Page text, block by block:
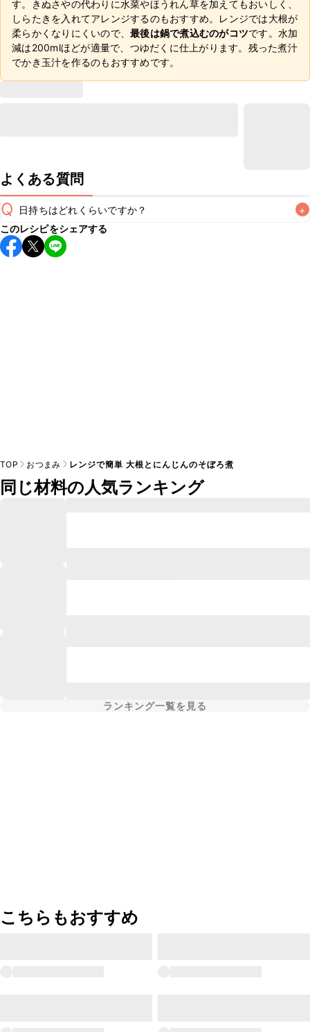
す。きぬさやの代わりに水菜やほうれん草を加えてもおいしく、
しらたきを入れてアレンジするのもおすすめ。レンジでは大根が
柔らかくなりにくいので、 最後は鍋で煮込むのがコツです。水加
減は200mlほどが適量で、つゆだくに仕上がります。残った煮汁
でかき玉汁を作るのもおすすめです。
よくある質問
Q 日持ちはどれくらいですか？ +
保存期間は冷蔵で翌日中が目安です。なるべくお早めにお召
し上がりください。
このレシピをシェアする
TOP おつまみ レンジで簡単 大根とにんじんのそぼろ煮
同じ材料の人気ランキング
ランキング一覧を見る
こちらもおすすめ